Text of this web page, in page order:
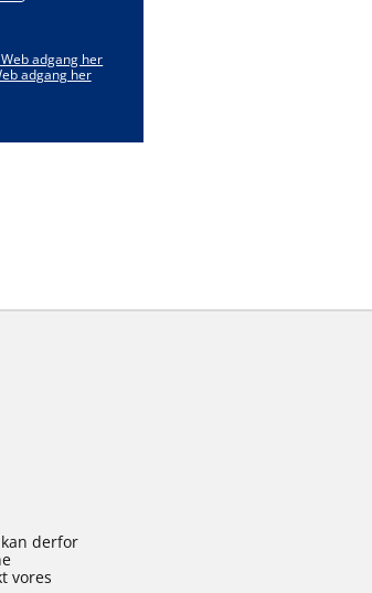
adgang her
adgang her
derfor
vores